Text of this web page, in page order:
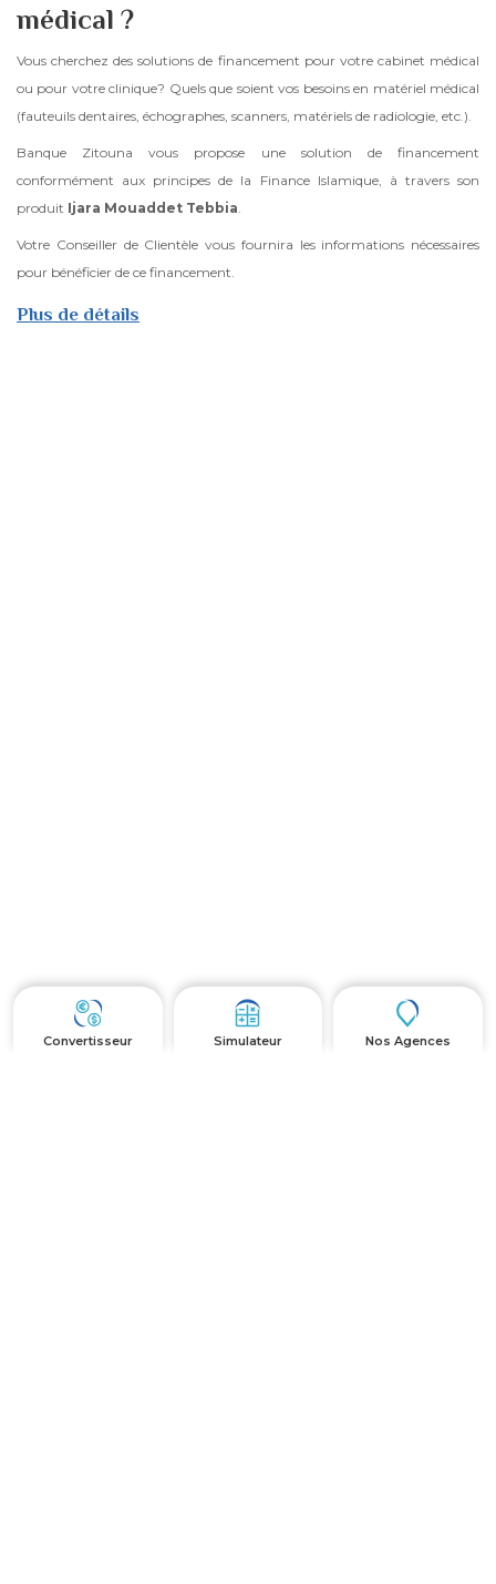
Convertisseur Simulateur Nos Agences
médical ?
Vous cherchez des solutions de financement pour votre cabinet médical
ou pour votre clinique? Quels que soient vos besoins en matériel médical
(fauteuils dentaires, échographes, scanners, matériels de radiologie, etc.).
Banque Zitouna vous propose une solution de financement
conformément aux principes de la Finance Islamique, à travers son
produit Ijara Mouaddet Tebbia.
Votre Conseiller de Clientèle vous fournira les informations nécessaires
pour bénéficier de ce financement.
Plus de détails